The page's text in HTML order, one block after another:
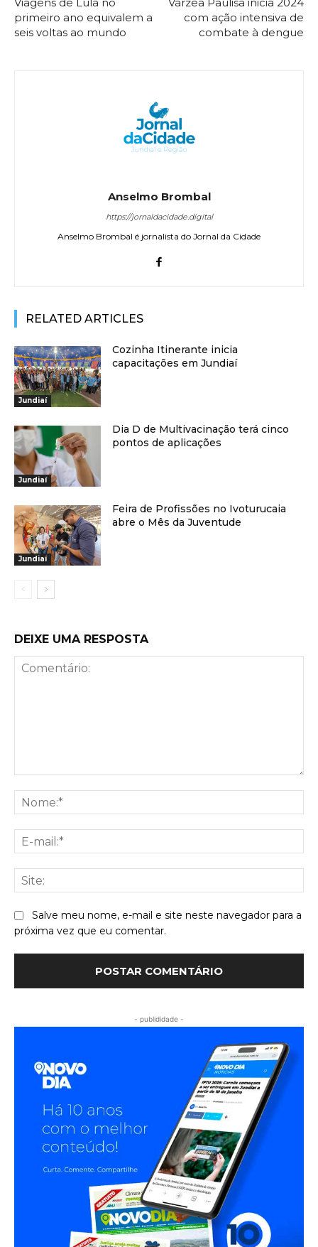
Viagens de Lula no
primeiro ano equivalem a
seis voltas ao mundo
Várzea Paulisa inicia 2024
com ação intensiva de
combate à dengue
Anselmo Brombal
https://jornaldacidade.digital
Anselmo Brombal é jornalista do Jornal da Cidade
RELATED ARTICLES
Jundiaí
Cozinha Itinerante inicia
capacitações em Jundiaí
Jundiaí
Dia D de Multivacinação terá cinco
pontos de aplicações
Jundiaí
Feira de Profissões no Ivoturucaia
abre o Mês da Juventude
DEIXE UMA RESPOSTA
Salve meu nome, e-mail e site neste navegador para a
próxima vez que eu comentar.
- publididade -